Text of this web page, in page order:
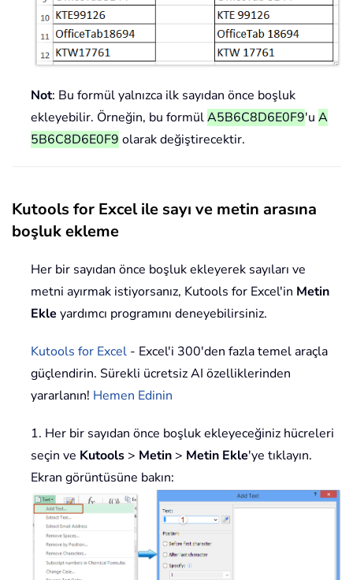
Not: Bu formül yalnızca ilk sayıdan önce boşluk
ekleyebilir. Örneğin, bu formülA5B6C8D6E0F9'u A
5B6C8D6E0F9 olarak değiştirecektir.
Kutools for Excel ile sayı ve metin arasına
boşluk ekleme
Her bir sayıdan önce boşluk ekleyerek sayıları ve
metni ayırmak istiyorsanız, Kutools for Excel'in Metin
Ekle yardımcı programını deneyebilirsiniz.
Kutools for Excel - Excel'i 300'den fazla temel araçla
güçlendirin. Sürekli ücretsiz AI özelliklerinden
yararlanın! Hemen Edinin
1. Her bir sayıdan önce boşluk ekleyeceğiniz hücreleri
seçin ve Kutools > Metin > Metin Ekle'ye tıklayın.
Ekran görüntüsüne bakın: